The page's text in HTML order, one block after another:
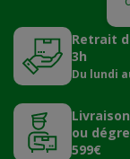
Retrait
3h
Du lundi
ou
599€